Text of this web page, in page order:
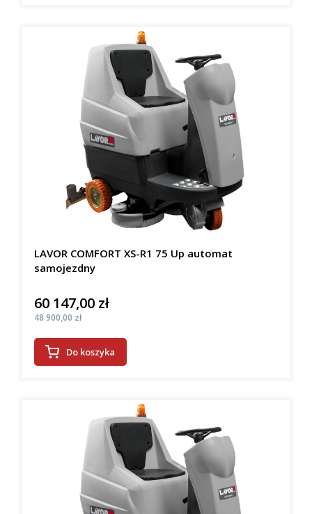
LAVOR COMFORT XS-R1 75 Up automat
samojezdny
Cena
60 147,00 zł
Cena
48 900,00 zł
Do koszyka